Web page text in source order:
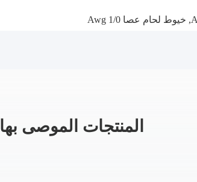
, خيوط لحام عصا 1/0 Awg
المنتجات الموصى بها